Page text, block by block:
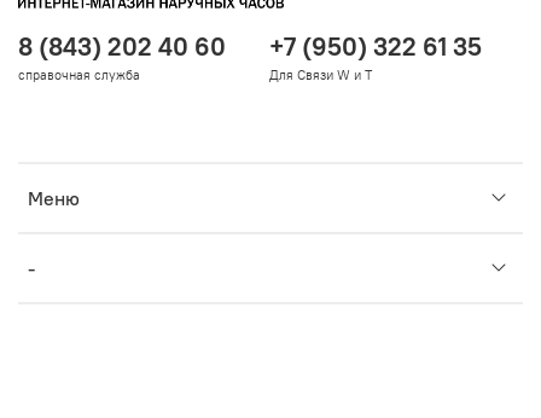
Меню
-
8 (843) 202 40 60
справочная служба
+7 (950) 322 61 35
Для Связи W и T